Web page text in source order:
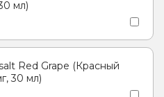
мл)
Red Grape (Красный
30 мл)